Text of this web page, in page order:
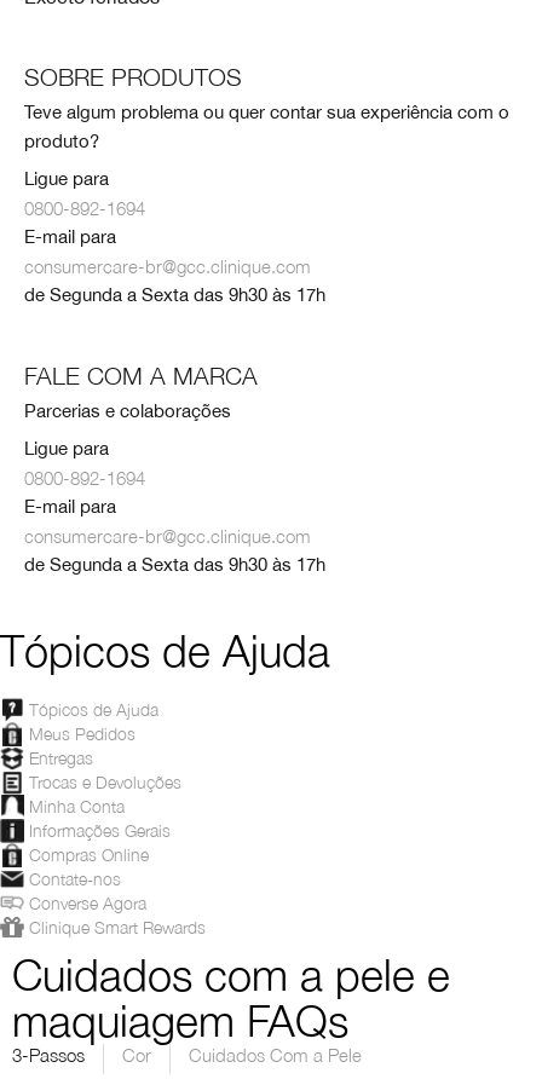
SOBRE PRODUTOS
Teve algum problema ou quer contar sua experiência com o
produto?
Ligue para
0800-892-1694
E-mail para
consumercare-br@gcc.clinique.com
de Segunda a Sexta das 9h30 às 17h
FALE COM A MARCA
Parcerias e colaborações
Ligue para
0800-892-1694
E-mail para
consumercare-br@gcc.clinique.com
de Segunda a Sexta das 9h30 às 17h
Tópicos de Ajuda
Tópicos de Ajuda
Meus Pedidos
Entregas
Trocas e Devoluções
Minha Conta
Informações Gerais
Compras Online
Contate-nos
Converse Agora
Clinique Smart Rewards
Cuidados com a pele e
maquiagem FAQs
3-Passos Cor Cuidados Com a Pele